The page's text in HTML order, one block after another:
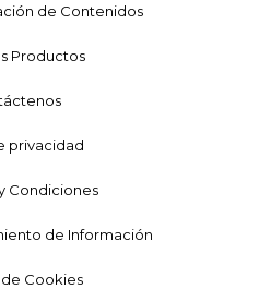
de Contenidos
Productos
privacidad
Condiciones
de Información
Cookies